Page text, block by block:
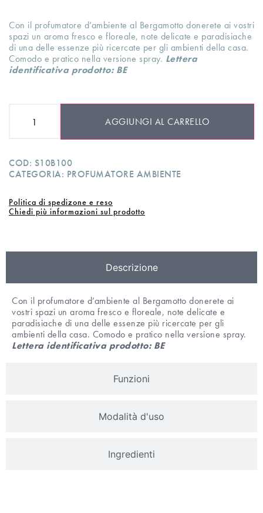
Con il profumatore d’ambiente al Bergamotto donerete ai vostri
spazi un aroma fresco e floreale, note delicate e paradisiache
di una delle essenze più ricercate per gli ambienti della casa.
Comodo e pratico nella versione spray. Lettera
identificativa prodotto: BE
AGGIUNGI AL CARRELLO
COD: S10B100
CATEGORIA: PROFUMATORE AMBIENTE
Politica di spedizone e reso
Chiedi più informazioni sul prodotto
Descrizione
Funzioni
Modalità d'uso
Ingredienti
Con il profumatore d’ambiente al Bergamotto donerete ai
vostri spazi un aroma fresco e floreale, note delicate e
paradisiache di una delle essenze più ricercate per gli
ambienti della casa. Comodo e pratico nella versione spray.
Lettera identificativa prodotto: BE